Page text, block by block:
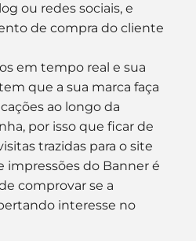
ou redes sociais, e
de compra do cliente
em tempo real e sua
que a sua marca faça
ao longo da
por isso que ficar de
trazidas para o site
impressões do Banner é
comprovar se a
interesse no